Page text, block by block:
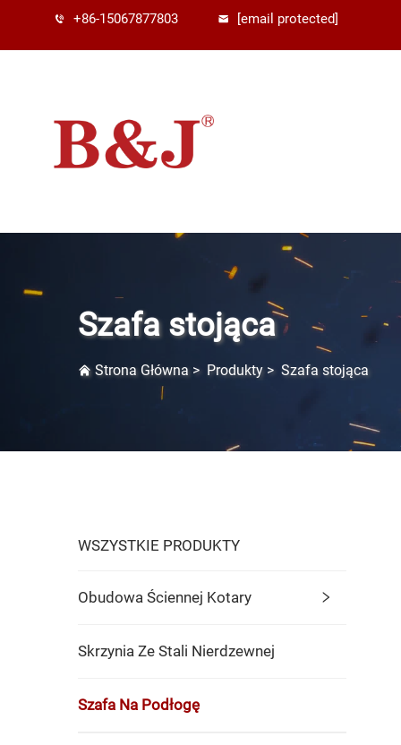
+86-15067877803 [email protected]
Szafa stojąca
Strona Główna> Produkty > Szafa stojąca
WSZYSTKIE PRODUKTY
Obudowa Ściennej Kotary
Skrzynia Ze Stali Nierdzewnej
Szafa Na Podłogę